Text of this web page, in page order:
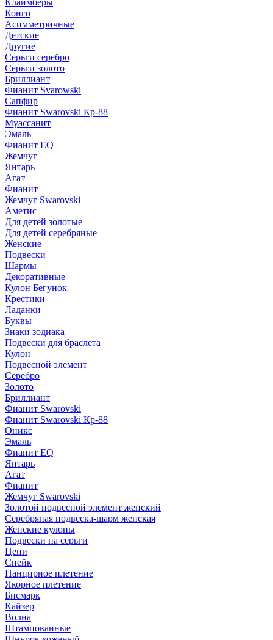
Клаймберы
Конго
Асимметричные
Детские
Другие
Серьги серебро
Серьги золото
Бриллиант
Фианит Svarowski
Сапфир
Фианит Swarovski Кр-88
Муассанит
Эмаль
Фианит EQ
Жемчуг
Янтарь
Агат
Фианит
Жемчуг Swarovski
Аметис
Для детей золотые
Для детей серебряные
Женские
Подвески
Шармы
Декоративные
Кулон Бегунок
Крестики
Ладанки
Буквы
Знаки зодиака
Подвески для браслета
Кулон
Подвесной элемент
Серебро
Золото
Бриллиант
Фианит Swarovski
Фианит Swarovski Кр-88
Оникс
Эмаль
Фианит EQ
Янтарь
Агат
Фианит
Жемчуг Swarovski
Золотой подвесной элемент женcкий
Серебряная подвеска-шарм женская
Женские кулоны
Подвески на серьги
Цепи
Снейк
Панцирное плетение
Якорное плетение
Бисмарк
Кайзер
Волна
Штампованные